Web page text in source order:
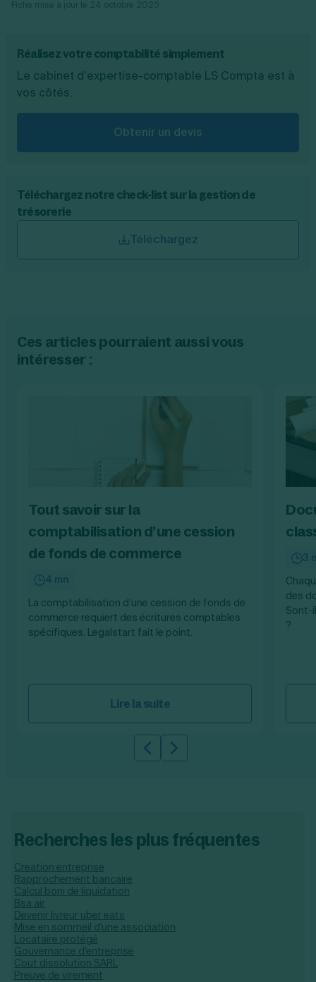
Réalisez votre comptabilité simplement
Le cabinet d’expertise-comptable LS Compta est à
vos côtés.
Obtenir un devis
Téléchargez notre check-list sur la gestion de
trésorerie
Téléchargez
Ces articles pourraient aussi vous
intéresser :
Tout savoir sur la
comptabilisation d’une cession
de fonds de commerce
4 mn
La comptabilisation d’une cession de fonds de
commerce requiert des écritures comptables
spécifiques. Legalstart fait le point.
Lire la suite
3
des
Sont-
?
Slide précédente
Slide suivante
Recherches les plus fréquentes
Creation entreprise
Rapprochement bancaire
Calcul boni de liquidation
Bsa air
Devenir livreur uber eats
Mise en sommeil d'une association
Locataire protégé
Gouvernance d'entreprise
Cout dissolution SARL
Preuve de virement